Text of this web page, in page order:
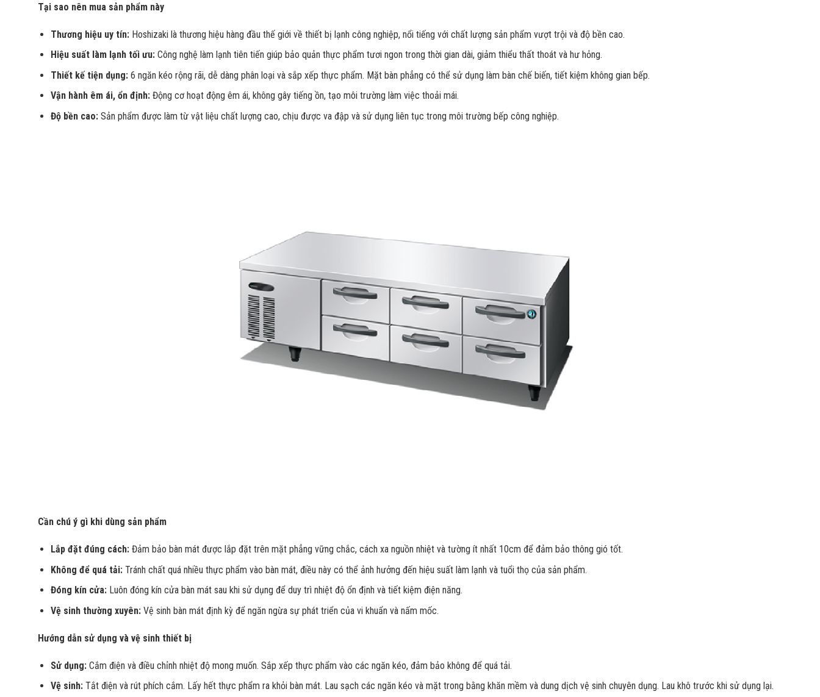
Tại sao nên mua sản phẩm này
Thương hiệu uy tín:Hoshizaki là thương hiệu hàng đầu thế giới về thiết bị lạnh công nghiệp, nổi tiếng với chất lượng sản phẩm vượt trội và độ bền cao.
Hiệu suất làm lạnh tối ưu:Công nghệ làm lạnh tiên tiến giúp bảo quản thực phẩm tươi ngon trong thời gian dài, giảm thiểu thất thoát và hư hỏng.
Thiết kế tiện dụng:6 ngăn kéo rộng rãi, dễ dàng phân loại và sắp xếp thực phẩm. Mặt bàn phẳng có thể sử dụng làm bàn chế biến, tiết kiệm không gian bếp.
Vận hành êm ái, ổn định:Động cơ hoạt động êm ái, không gây tiếng ồn, tạo môi trường làm việc thoải mái.
Độ bền cao:Sản phẩm được làm từ vật liệu chất lượng cao, chịu được va đập và sử dụng liên tục trong môi trường bếp công nghiệp.
Cần chú ý gì khi dùng sản phẩm
Lắp đặt đúng cách:Đảm bảo bàn mát được lắp đặt trên mặt phẳng vững chắc, cách xa nguồn nhiệt và tường ít nhất 10cm để đảm bảo thông gió tốt.
Không để quá tải:Tránh chất quá nhiều thực phẩm vào bàn mát, điều này có thể ảnh hưởng đến hiệu suất làm lạnh và tuổi thọ của sản phẩm.
Đóng kín cửa:Luôn đóng kín cửa bàn mát sau khi sử dụng để duy trì nhiệt độ ổn định và tiết kiệm điện năng.
Vệ sinh thường xuyên:Vệ sinh bàn mát định kỳ để ngăn ngừa sự phát triển của vi khuẩn và nấm mốc.
Hướng dẫn sử dụng và vệ sinh thiết bị
Sử dụng:Cắm điện và điều chỉnh nhiệt độ mong muốn. Sắp xếp thực phẩm vào các ngăn kéo, đảm bảo không để quá tải.
Vệ sinh:Tắt điện và rút phích cắm. Lấy hết thực phẩm ra khỏi bàn mát. Lau sạch các ngăn kéo và mặt trong bằng khăn mềm và dung dịch vệ sinh chuyên dụng. Lau khô trước khi sử dụng lại.